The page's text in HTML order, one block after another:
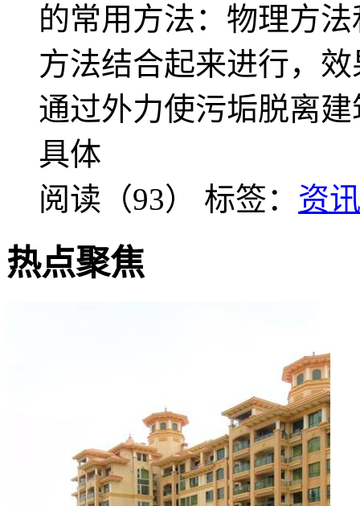
的常用方法：物理方
方法结合起来进行，
通过外力使污垢脱离
具体
阅读（93） 标签： 资
热点聚焦